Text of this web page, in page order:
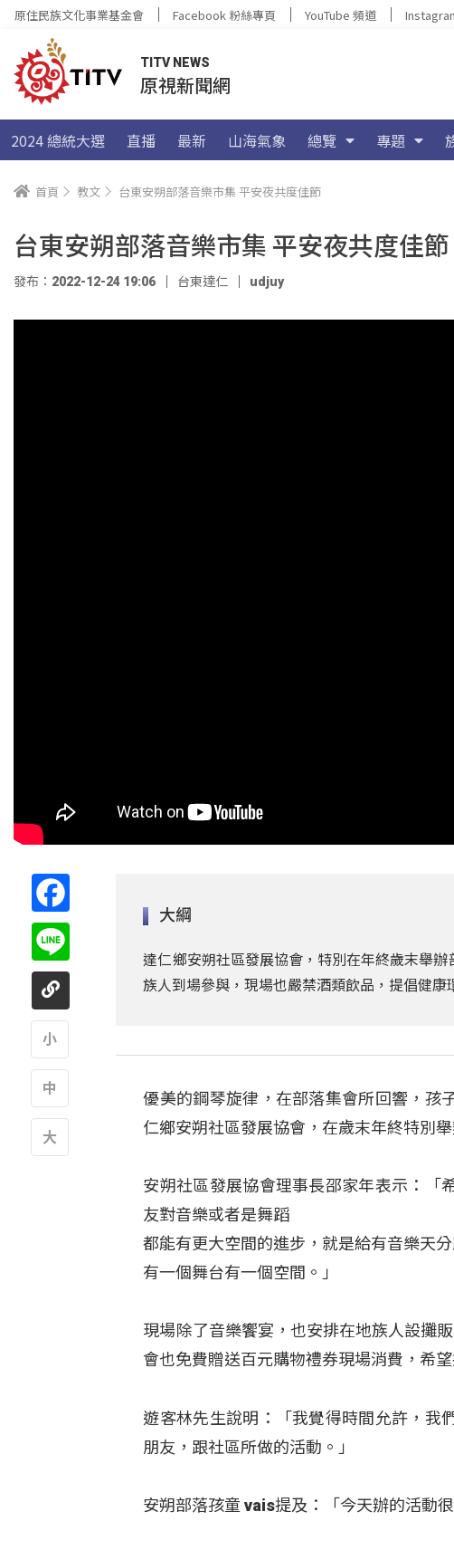
原住民族文化事業基金會 Facebook 粉絲專頁 YouTube 頻道
TITV NEWS
原視新聞網
2024 總統大選 直播 最新 山海氣象 總覽 專題
首頁 教文 台東安朔部落音樂市集 平安夜共度佳節
台東安朔部落音樂市集 平安夜共度佳節
發布：2022-12-24 19:06 台東達仁 udjuy
大綱
達仁鄉安朔社區發展協會，特別在年終歲末舉
族人到場參與，現場也嚴禁酒類飲品，提倡健康
優美的鋼琴旋律，在部落集會所回響，孩
仁鄉安朔社區發展協會，在歲末年終特別
安朔社區發展協會理事長邵家年表示：「
友對音樂或者是舞蹈
都能有更大空間的進步，就是給有音樂天
有一個舞台有一個空間。」
現場除了音樂饗宴，也安排在地族人設攤
會也免費贈送百元購物禮券現場消費，希
遊客林先生說明：「我覺得時間允許，我
朋友，跟社區所做的活動。」
安朔部落孩童 vais提及：「今天辦的活動